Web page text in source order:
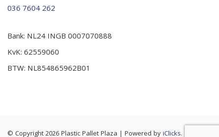
036 7604 262
Bank: NL24 INGB 0007070888
KvK: 62559060
BTW: NL854865962B01
© Copyright 2026 Plastic Pallet Plaza | Powered byiClicks. |